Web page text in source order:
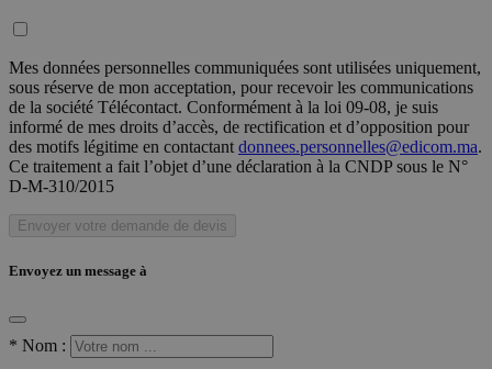
Mes données personnelles communiquées sont utilisées uniquement,
sous réserve de mon acceptation, pour recevoir les communications
de la société Télécontact. Conformément à la loi 09-08, je suis
informé de mes droits d’accès, de rectification et d’opposition pour
des motifs légitime en contactant donnees.personnelles@edicom.ma.
Ce traitement a fait l’objet d’une déclaration à la CNDP sous le N°
D-M-310/2015
Envoyer votre demande de devis
Envoyez un message à
* Nom :